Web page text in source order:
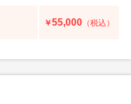
￥55,000 （税込）